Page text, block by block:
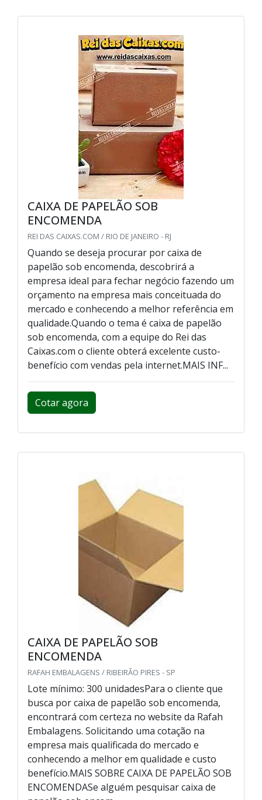
CAIXA DE PAPELÃO SOB
ENCOMENDA
REI DAS CAIXAS.COM / RIO DE JANEIRO - RJ
Quando se deseja procurar por caixa de
papelão sob encomenda, descobrirá a
empresa ideal para fechar negócio fazendo um
orçamento na empresa mais conceituada do
mercado e conhecendo a melhor referência em
qualidade.Quando o tema é caixa de papelão
sob encomenda, com a equipe do Rei das
Caixas.com o cliente obterá excelente custo-
benefício com vendas pela internet.MAIS INF...
Cotar agora
CAIXA DE PAPELÃO SOB
ENCOMENDA
RAFAH EMBALAGENS / RIBEIRÃO PIRES - SP
Lote mínimo: 300 unidadesPara o cliente que
busca por caixa de papelão sob encomenda,
encontrará com certeza no website da Rafah
Embalagens. Solicitando uma cotação na
empresa mais qualificada do mercado e
conhecendo a melhor em qualidade e custo
benefício.MAIS SOBRE CAIXA DE PAPELÃO SOB
ENCOMENDASe alguém pesquisar caixa de